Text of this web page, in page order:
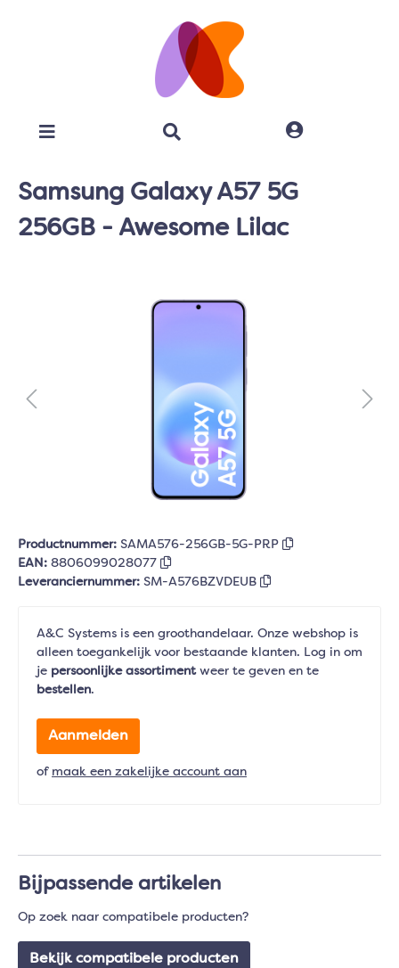
Samsung Galaxy A57 5G
256GB - Awesome Lilac
Productnummer: SAMA576-256GB-5G-PRP
EAN: 8806099028077
Leveranciernummer: SM-A576BZVDEUB
A&C Systems is een groothandelaar. Onze webshop is
alleen toegankelijk voor bestaande klanten. Log in om
je persoonlijke assortimentweer te geven en te
bestellen.
Aanmelden
of maak een zakelijke account aan
Bijpassende artikelen
Op zoek naar compatibele producten?
Bekijk compatibele producten